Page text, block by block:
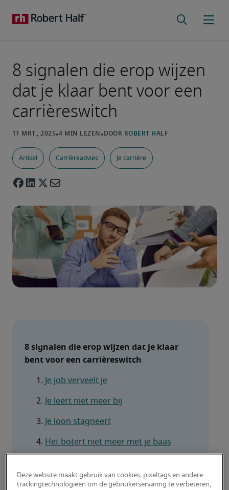
8 signalen die erop wijzen
dat je klaar bent voor een
carrièreswitch
Artikel Carrièreadvies Je carrière
8 signalen die erop wijzen dat je klaar
bent voor een carrièreswitch
Je job verveelt je
Je leert niet meer bij
Je loon stagneert
Het botert niet meer met je baas
Je gebruikt je vaardigheden niet
Deze website maakt gebruik van cookies, pixeltags en andere
trackingtechnologieën om de gebruikerservaring te verbeteren,